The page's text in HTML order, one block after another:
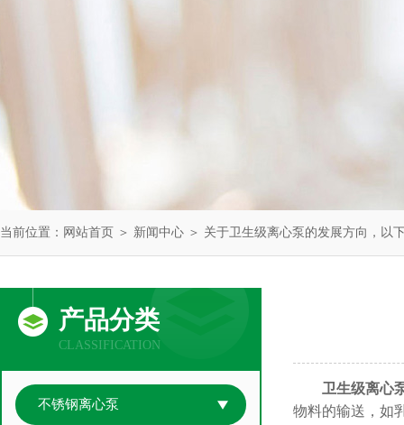
当前位置： 网站首页 ＞ 新闻中心 ＞ 关于卫生级离心泵的发展方向，以
产品分类
CLASSIFICATION
不锈钢离心泵
卫生级离心
物料的输送，如